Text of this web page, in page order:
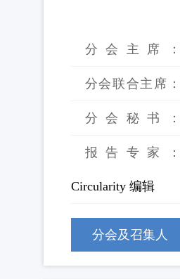
分会主席：
分会联合主席：
分会秘书：
报告专家：
Circularity 编辑
分会及召集人